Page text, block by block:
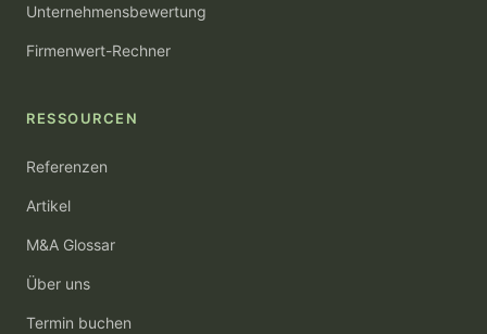
Unternehmensbewertung
Firmenwert-Rechner
RESSOURCEN
Referenzen
Artikel
M&A Glossar
Über uns
Termin buchen